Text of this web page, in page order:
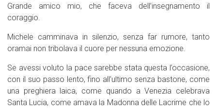
Grande amico mio, che faceva dell’insegnamento il
coraggio.
Michele camminava in silenzio, senza far rumore, tanto
oramai non tribolava il cuore per nessuna emozione.
Se avessi voluto la pace sarebbe stata questa l’occasione,
con il suo passo lento, fino all’ultimo senza bastone, come
una preghiera laica, come quando a Venezia celebrava
Santa Lucia, come amava la Madonna delle Lacrime che lo